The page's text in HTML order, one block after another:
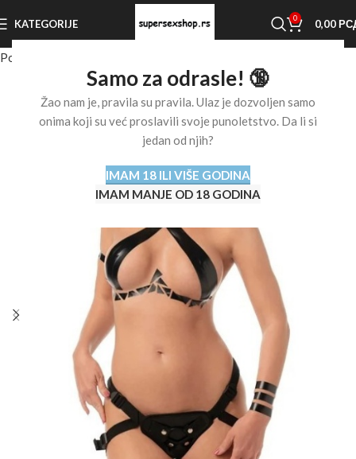
Samo za odrasle! 🔞
Žao nam je, pravila su pravila. Ulaz je dozvoljen samo
onima koji su već proslavili svoje punoletstvo. Da li si
jedan od njih?
IMAM 18 ILI VIŠE GODINA
IMAM MANJE OD 18 GODINA
KATEGORIJE 0 0,00
Početna stranica